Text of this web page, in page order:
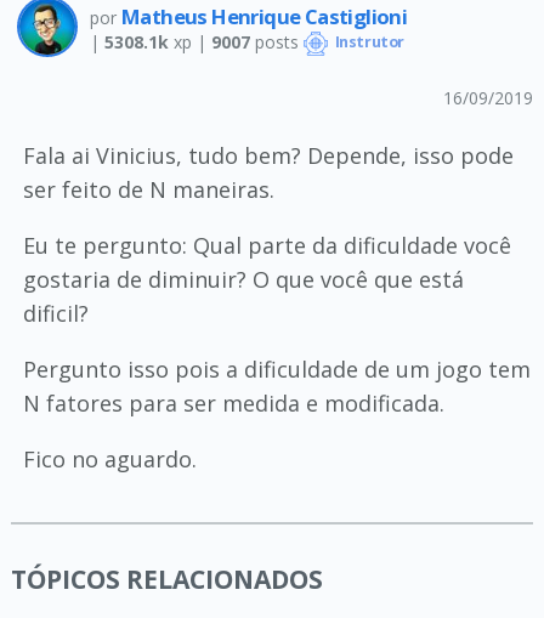
por Matheus Henrique Castiglioni
| 5308.1k xp | 9007posts Instrutor
16/09/2019
Fala ai Vinicius, tudo bem? Depende, isso pode
ser feito de N maneiras.
Eu te pergunto: Qual parte da dificuldade você
gostaria de diminuir? O que você que está
dificil?
Pergunto isso pois a dificuldade de um jogo tem
N fatores para ser medida e modificada.
Fico no aguardo.
TÓPICOS RELACIONADOS